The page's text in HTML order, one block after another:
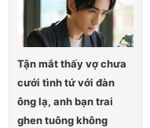
Tận mắt thấy vợ chưa
cưới tình tứ với đàn
ông lạ, anh bạn trai
ghen tuông không